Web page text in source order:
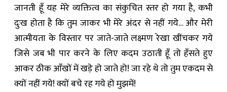
जानती हूँ यह मेरे व्यक्तित्व का संकुचित स्तर हो गया है, कभी
दुःख होता है कि तुम जाकर भी मेरे अंदर से नहीं गये… और मेरी
आत्मीयता के विस्तार पर जाते-जाते लक्ष्मण रेखा खींचकर गये
जिसे जब भी पार करने के लिए कदम उठाती हूँ तो हँसते हुए
आकर ठीक आँखों में खड़े हो जाते हो! जा रहे थे तो तुम एकदम से
क्यों नहीं गये! क्यों बचे रह गये हो मुझमें!